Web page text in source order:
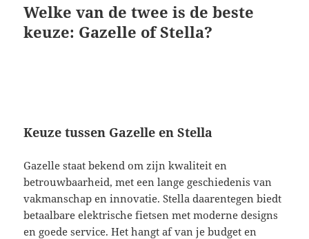
Welke van de twee is de beste
keuze: Gazelle of Stella?
Keuze tussen Gazelle en Stella
Gazelle staat bekend om zijn kwaliteit en
betrouwbaarheid, met een lange geschiedenis van
vakmanschap en innovatie. Stella daarentegen biedt
betaalbare elektrische fietsen met moderne designs
en goede service. Het hangt af van je budget en